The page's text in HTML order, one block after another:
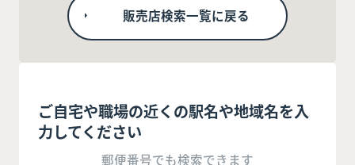
販売店検索一覧に戻る
ご自宅や職場の近くの駅名や地域名を入
力してください
郵便番号でも検索できます